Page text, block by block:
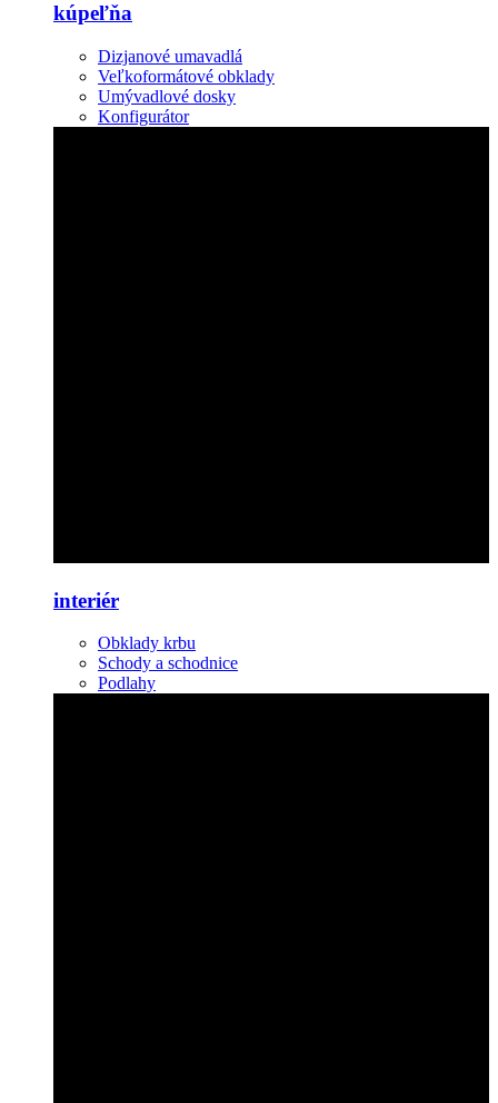
kúpeľňa
Dizjanové umavadlá
Veľkoformátové obklady
Umývadlové dosky
Konfigurátor
interiér
Obklady krbu
Schody a schodnice
Podlahy